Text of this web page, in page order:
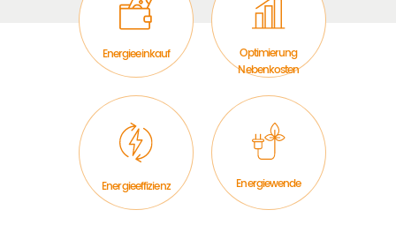
Energieeinkauf
Optimierung
Nebenkosten
Energieeffizienz Energiewende